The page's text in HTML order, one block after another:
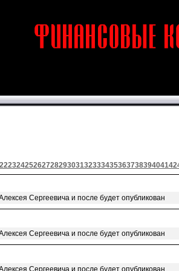
222324252627282930313233343536373839404142
Сергеевича и после будет опубликован
Сергеевича и после будет опубликован
Сергеевича и после будет опубликован